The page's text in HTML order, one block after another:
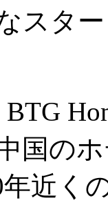
スタ
国の
近く